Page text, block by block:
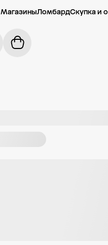
МагазиныЛомбардСкупка и